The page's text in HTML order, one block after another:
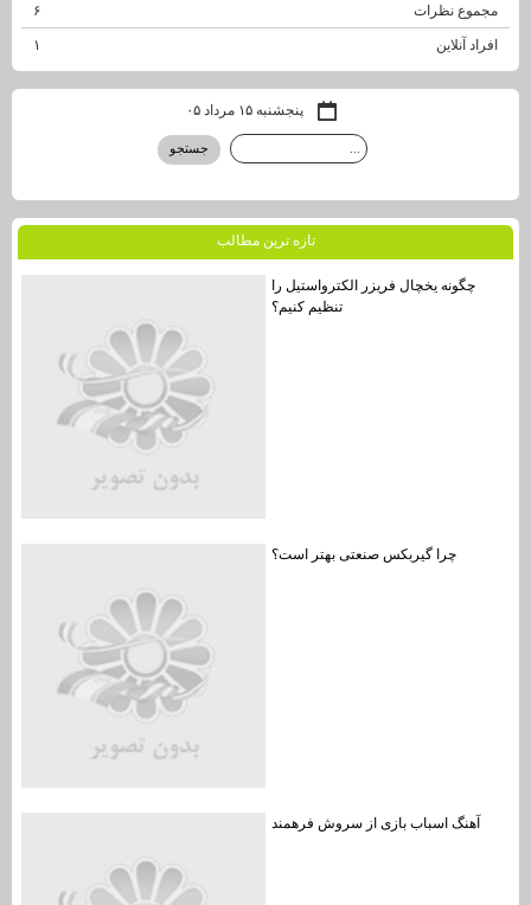
مجموع نظرات
افراد آنلاین
پنجشنبه ۱۵ مرداد ۰۵
تازه ترين مطالب
چگونه یخچال فریزر الکترواستیل را
تنظیم کنیم؟
چرا گیربکس صنعتی بهتر است؟
آهنگ اسباب بازی از سروش فرهمند